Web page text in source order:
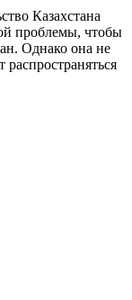
Казахстана
проблемы, чтобы
Однако она не